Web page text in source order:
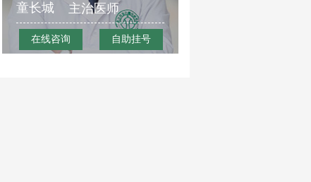
童长城 主治医师
在线咨询 自助挂号